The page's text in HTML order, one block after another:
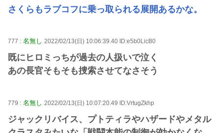
さくらもラブコフに乗っ取られる展開あるかな。
777 : 名無し 2022/02/13(日) 10:06:39.40 ID:e5b0LicB0
既にヒロミっちが過去の人扱いで泣く
あの長官そもそも捜索させてなさそう
779 : 名無し 2022/02/13(日) 10:07:20.49 ID:VrtugZkhp
ジャックリバイス、プトティラやハザードやメタル